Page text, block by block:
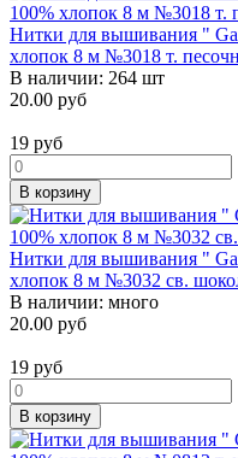
Нитки для вышивания "
хлопок 8 м №3018 т.
В наличии: 264 шт
20.00 руб
19 руб
В корзину
Нитки для вышивания "
хлопок 8 м №3032 св.
В наличии: много
20.00 руб
19 руб
В корзину